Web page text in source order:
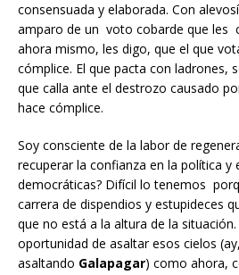
consensuada y elaborada. Con
amparo de un voto cobarde que les
ahora mismo, les digo, que el que
cómplice. El que pacta con ladrones,
que calla ante el destrozo causado
hace cómplice.
Soy consciente de la labor de
recuperar la confianza en la política y
democráticas? Difícil lo tenemos
carrera de dispendios y estupideces
que no está a la altura de la
oportunidad de asaltar esos cielos
asaltando Galapagar) como ahora,